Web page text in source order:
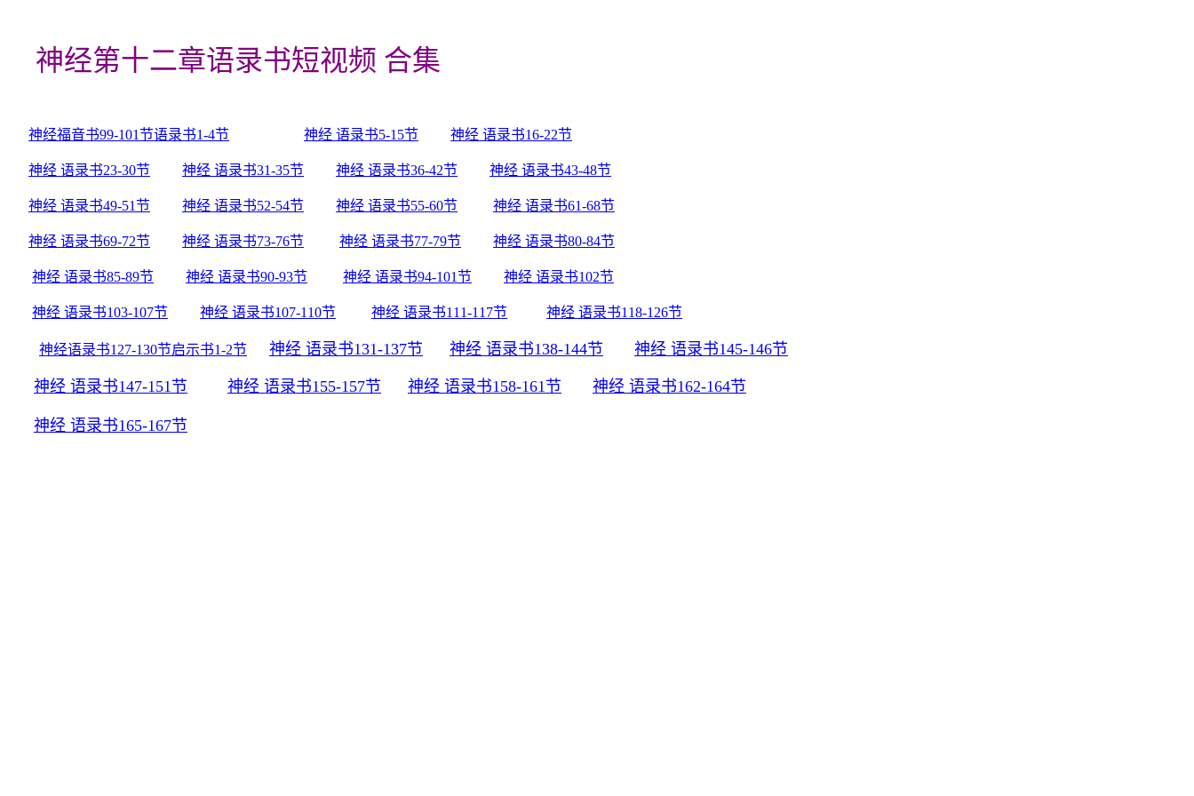
神经第十二章语录书短视频 合集
神经福音书99-101节语录书1-4节 神经 语录书5-15节 神经 语录书16-22节
神经 语录书23-30节 神经 语录书31-35节 神经 语录书36-42节 神经 语录书43-48节
神经 语录书49-51节 神经 语录书52-54节 神经 语录书55-60节 神经 语录书61-68节
神经 语录书69-72节 神经 语录书73-76节 神经 语录书77-79节 神经 语录书80-84节
神经 语录书85-89节 神经 语录书90-93节 神经 语录书94-101节 神经 语录书102节
神经 语录书103-107节 神经 语录书107-110节 神经 语录书111-117节 神经 语录书118-126节
神经语录书127-130节启示书1-2节 神经 语录书131-137节 神经 语录书138-144节 神经 语录书145-146节
神经 语录书147-151节 神经 语录书155-157节 神经 语录书158-161节 神经 语录书162-164节
神经 语录书165-167节